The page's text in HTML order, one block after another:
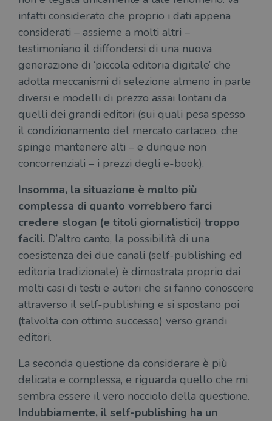
infatti considerato che proprio i dati appena
considerati – assieme a molti altri –
testimoniano il diffondersi di una nuova
generazione di ‘piccola editoria digitale’ che
adotta meccanismi di selezione almeno in parte
diversi e modelli di prezzo assai lontani da
quelli dei grandi editori (sui quali pesa spesso
il condizionamento del mercato cartaceo, che
spinge mantenere alti – e dunque non
concorrenziali – i prezzi degli e-book).
Insomma, la situazione è molto più
complessa di quanto vorrebbero farci
credere slogan (e titoli giornalistici) troppo
facili. D’altro canto, la possibilità di una
coesistenza dei due canali (self-publishing ed
editoria tradizionale) è dimostrata proprio dai
molti casi di testi e autori che si fanno conoscere
attraverso il self-publishing e si spostano poi
(talvolta con ottimo successo) verso grandi
editori.
La seconda questione da considerare è più
delicata e complessa, e riguarda quello che mi
sembra essere il vero nocciolo della questione.
Indubbiamente, il self-publishing ha un